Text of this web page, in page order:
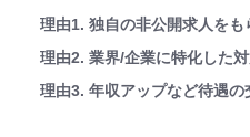
理由1. 独自の非公開求人をも
理由2. 業界/企業に特化した
理由3. 年収アップなど待遇の